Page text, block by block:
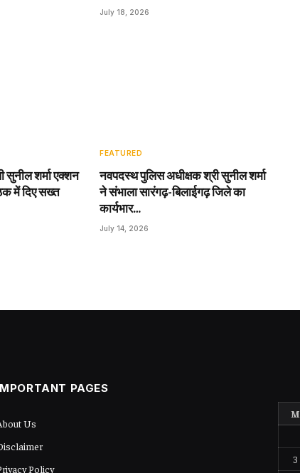
July 18, 2026
सुनील शर्मा एक्शन
में दिए सख्त
FEATURED
नवपदस्थ पुलिस अधीक्षक श्री सुनील शर्मा
ने संभाला सारंगढ़-बिलाईगढ़ जिले का
कार्यभार…
July 14, 2026
PAGES
Us
Policy
M
3